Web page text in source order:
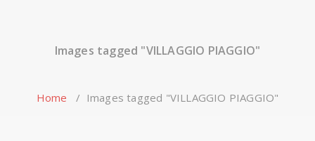
Images tagged "VILLAGGIO PIAGGIO"
Home / Images tagged "VILLAGGIO PIAGGIO"